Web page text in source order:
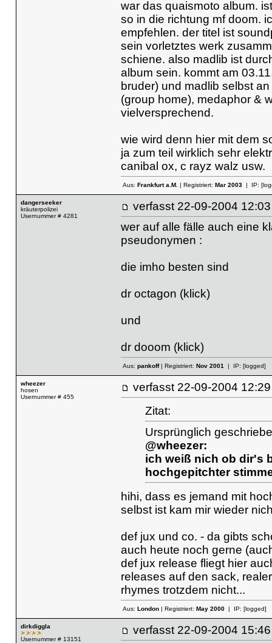
war das quaismoto album.
so in die richtung mf doom.
empfehlen. der titel ist
sein vorletztes werk
schiene. also madlib ist
album sein. kommt am
bruder) und madlib selbst
(group home), medaphor &
vielversprechend.
wie wird denn hier mit dem
ja zum teil wirklich sehr
canibal ox, c rayz walz usw.
Aus: Frankfurt a.M.| Registriert: Mar 2003| IP:
dangerseeker
kräuterpolizei
Usernummer # 4281
verfasst 22-09-2004
wer auf alle fälle auch eine
pseudonymen :
die imho besten sind
dr octagon (klick)
und
dr dooom (klick)
Aus: pankoff| Registriert: Nov 2001| IP: [logged]
wheezer
hosen
Usernummer # 455
verfasst 22-09-2004
Zitat:
Ursprünglich
@wheezer:
ich weiß nich ob dir's
hochgepitchter
hihi, dass es jemand mit
selbst ist kam mir wieder
def jux und co. - da gibts
auch heute noch gerne
def jux release fliegt hier
releases auf den sack,
rhymes trotzdem nicht...
Aus: London| Registriert: May 2000| IP: [logged]
dirkdiggla
Usernummer # 13151
verfasst 22-09-2004